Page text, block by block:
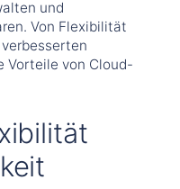
und
Von Flexibilität
Vorteile von Cloud-